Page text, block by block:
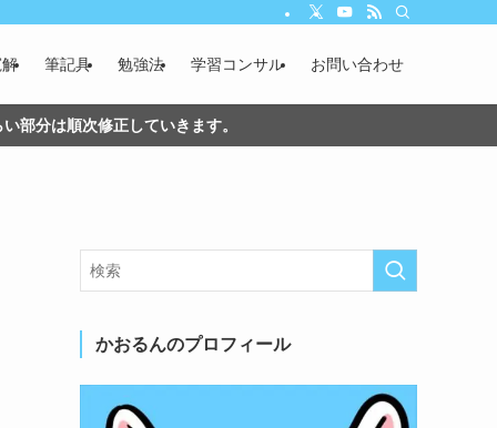
筆記具 勉強法 学習コンサル お問い合わせ
部分は順次修正していきます。
かおるんのプロフィール